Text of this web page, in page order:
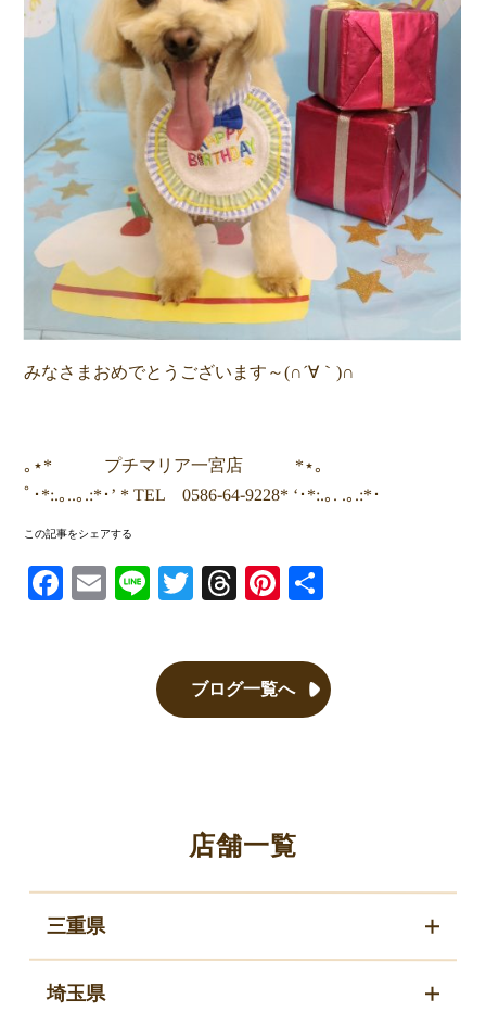
みなさまおめでとうございます～(∩´∀｀)∩
｡⋆* プチマリア一宮店 *⋆｡
ﾟ･*:.｡..｡.:*･’ * TEL 0586-64-9228* ‘･*:.｡. .｡.:*･
この記事をシェアする
FacebookEmail Line Twitter Threads Pinterest
ブログ一覧へ
店舗一覧
三重県
埼玉県